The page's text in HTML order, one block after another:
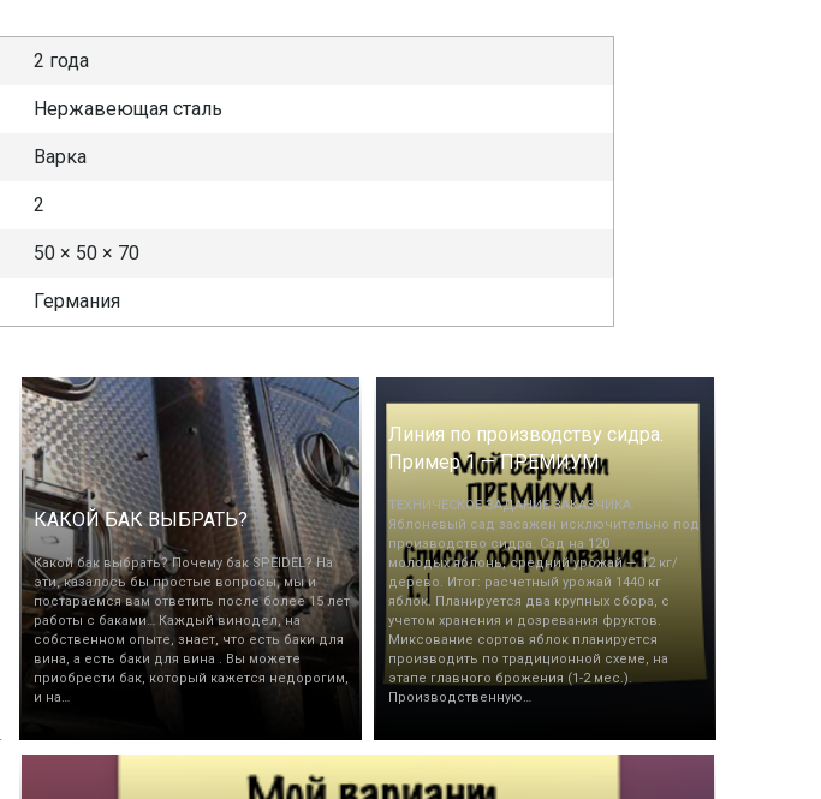
2 года
Нержавеющая сталь
Варка
2
50 × 50 × 70
Германия
КАКОЙ БАК ВЫБРАТЬ?
Какой бак выбрать? Почему бак SPEIDEL? На
эти, казалось бы простые вопросы, мы и
постараемся вам ответить после более 15 лет
работы с баками… Каждый винодел, на
собственном опыте, знает, что есть баки для
вина, а есть баки для вина . Вы можете
приобрести бак, который кажется недорогим,
и на…
Линия по производству сидра.
Пример 1 — ПРЕМИУМ
ТЕХНИЧЕСКОЕ ЗАДАНИЕ ЗАКАЗЧИКА:
Яблоневый сад засажен исключительно под
производство сидра. Сад на 120
молодых яблонь, средний урожай — 12 кг/
дерево. Итог: расчетный урожай 1440 кг
яблок. Планируется два крупных сбора, с
учетом хранения и дозревания фруктов.
Миксование сортов яблок планируется
производить по традиционной схеме, на
этапе главного брожения (1-2 мес.).
Производственную…